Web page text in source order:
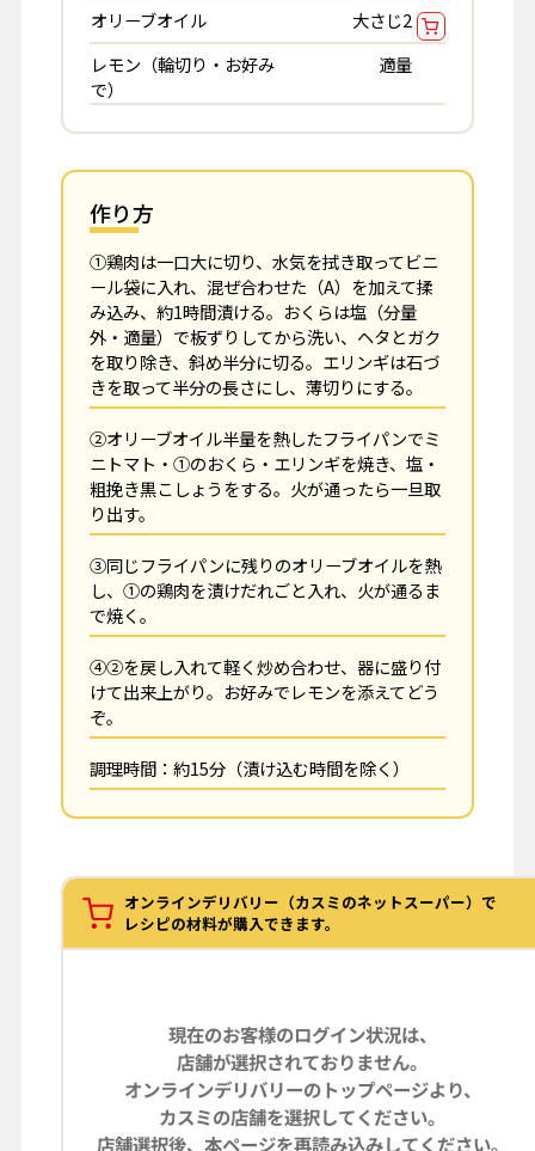
オリーブオイル
大さじ2
レモン（輪切り・お好み
で）
適量
作り方
①鶏肉は一口大に切り、水気を拭き取ってビニ
ール袋に入れ、混ぜ合わせた（A）を加えて揉
み込み、約1時間漬ける。おくらは塩（分量
外・適量）で板ずりしてから洗い、ヘタとガク
を取り除き、斜め半分に切る。エリンギは石づ
きを取って半分の長さにし、薄切りにする。
②オリーブオイル半量を熱したフライパンでミ
ニトマト・①のおくら・エリンギを焼き、塩・
粗挽き黒こしょうをする。火が通ったら一旦取
り出す。
③同じフライパンに残りのオリーブオイルを熱
し、①の鶏肉を漬けだれごと入れ、火が通るま
で焼く。
④②を戻し入れて軽く炒め合わせ、器に盛り付
けて出来上がり。お好みでレモンを添えてどう
ぞ。
調理時間：約15分（漬け込む時間を除く）
オンラインデリバリー（カスミのネットスーパー）で
レシピの材料が購入できます。